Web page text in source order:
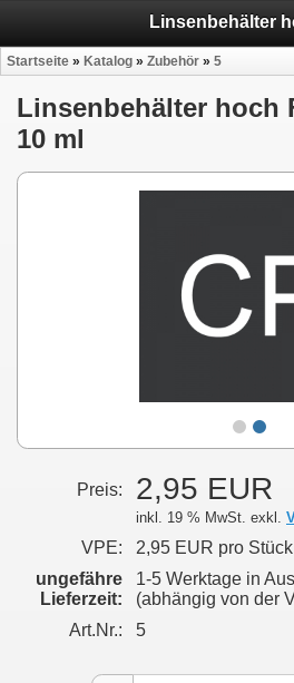
Startseite » Katalog » Zubehör » 5
Linsenbehälter hoch
10 ml
Preis: 2,95 EUR
inkl. 19 % MwSt. exkl.
VPE:
2,95 EUR pro Stück
ungefähre
Lieferzeit:
1-5 Werktage in
(abhängig von der
Art.Nr.:
5